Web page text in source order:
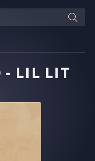
- LIL LIT